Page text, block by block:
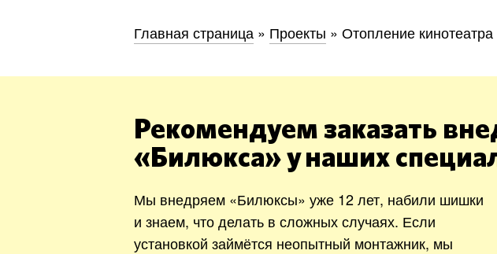
Главная страница » Проекты » Отопление
Рекомендуем заказать
«Билюкса» у наших
Мы внедряем «Билюксы» уже 12 лет, набили шишки
и знаем, что делать в сложных случаях. Если
установкой займётся неопытный монтажник, мы